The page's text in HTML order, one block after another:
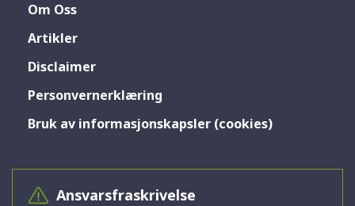
Om Oss
Artikler
Disclaimer
Personvernerklæring
Bruk av informasjonskapsler (cookies)
Ansvarsfraskrivelse